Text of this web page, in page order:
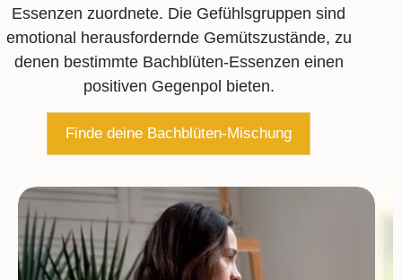
Essenzen zuordnete. Die Gefühlsgruppen sind
emotional herausfordernde Gemütszustände, zu
denen bestimmte Bachblüten-Essenzen einen
positiven Gegenpol bieten.
Finde deine Bachblüten-Mischung